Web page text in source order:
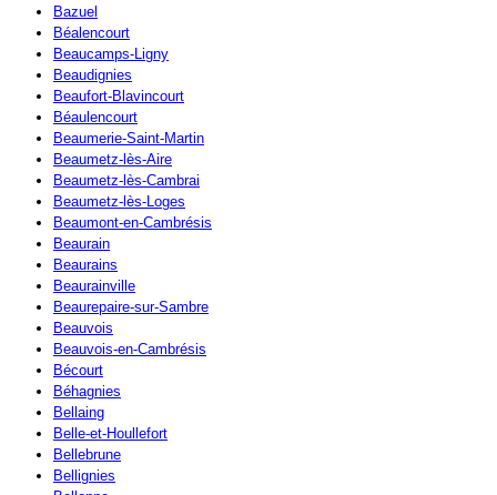
Bazuel
Béalencourt
Beaucamps-Ligny
Beaudignies
Beaufort-Blavincourt
Béaulencourt
Beaumerie-Saint-Martin
Beaumetz-lès-Aire
Beaumetz-lès-Cambrai
Beaumetz-lès-Loges
Beaumont-en-Cambrésis
Beaurain
Beaurains
Beaurainville
Beaurepaire-sur-Sambre
Beauvois
Beauvois-en-Cambrésis
Bécourt
Béhagnies
Bellaing
Belle-et-Houllefort
Bellebrune
Bellignies